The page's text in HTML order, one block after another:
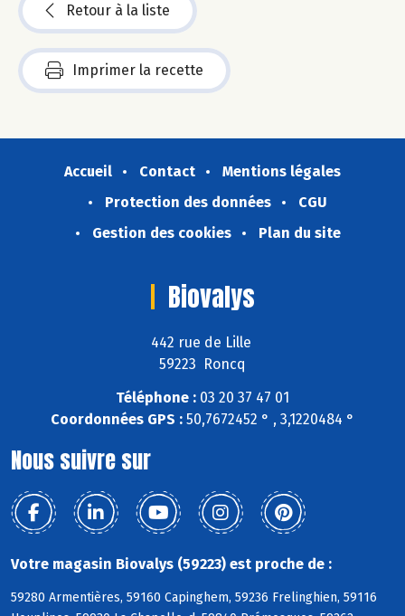
Retour à la liste
Imprimer la recette
Accueil Contact
Mentions légales
Protection des données
CGU
Gestion des cookies
Plan du site
Biovalys
442 rue de Lille
59223 Roncq
Téléphone : 03 20 37 47 01
Coordonnées GPS : 50,7672452 ° , 3,1220484 °
Nous suivre sur
Votre magasin Biovalys (59223) est proche de :
59280 Armentières, 59160 Capinghem, 59236 Frelinghien, 59116